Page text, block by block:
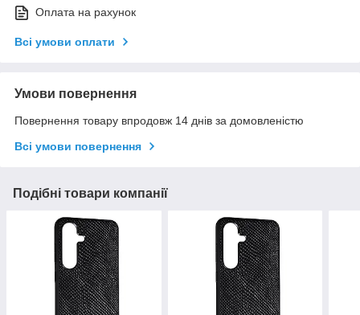
Оплата на рахунок
Всі умови оплати
Умови повернення
Повернення товару впродовж 14 днів за домовленістю
Всі умови повернення
Подібні товари компанії